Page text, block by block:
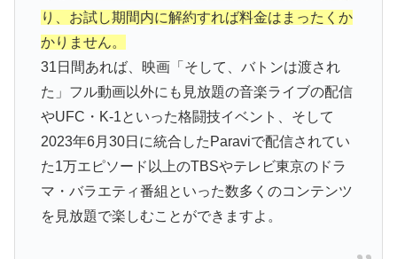
り、お試し期間内に解約すれば料金はまったくか
かりません。
31日間あれば、映画「そして、バトンは渡され
た」フル動画以外にも見放題の音楽ライブの配信
やUFC・K-1といった格闘技イベント、そして
2023年6月30日に統合したParaviで配信されてい
た1万エピソード以上のTBSやテレビ東京のドラ
マ・バラエティ番組といった数多くのコンテンツ
を見放題で楽しむことができますよ。